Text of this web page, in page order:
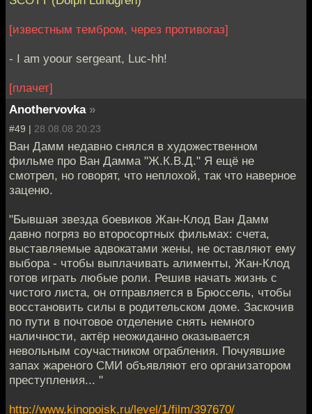
[известным тембром, через противогаз]
- I am yoour sergeant, Luc-hh!
[плачет]
Anothervovka »
#49 | 28.08.08 20:23
Ван Дамм недавно снялся в художественном
фильме про Ван Дамма "Ж.К.В.Д." Я ещё не
смотрел, но говорят, что неплохой, так что наверное
заценю.
"Бывшая звезда боевиков Жан-Клод Ван Дамм
давно погряз во второсортных фильмах: счета,
выставляемые адвокатами жены, не оставляют ему
выбора - чтобы выплачивать алименты, Жан-Клод
готов играть любые роли. Решив начать жизнь с
чистого листа, он отправляется в Брюссель, чтобы
восстановить силы в родительском доме. Заскочив
по пути в почтовое отделение снять немного
наличности, актёр неожиданно оказывается
невольным соучастником ограбления. Почуявшие
запах жареного СМИ объявляют его организатором
преступления... "
http://www.kinopoisk.ru/level/1/film/397670/